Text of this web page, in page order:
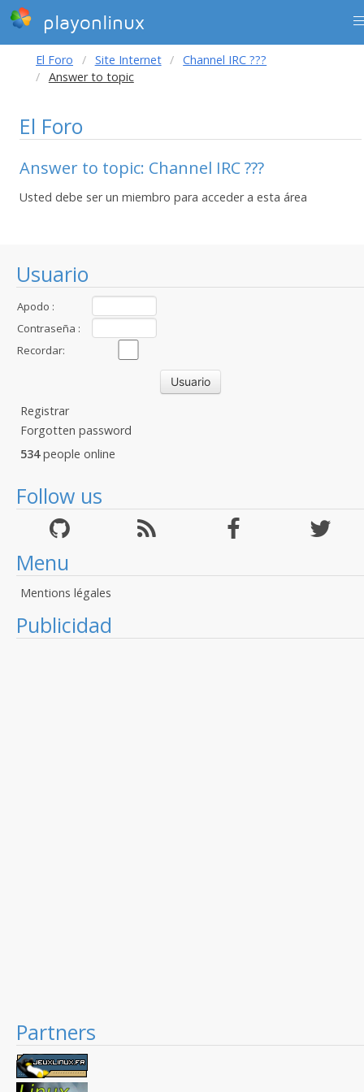
playonlinux
Usuario
Apodo :
Contraseña :
Recordar:
Registrar
Forgotten password
534people online
Follow us
Menu
Mentions légales
Publicidad
Partners
El Foro Site Internet
Channel IRC ???
Answer to topic
El Foro
Answer to topic: Channel IRC ???
Usted debe ser un miembro para acceder a esta área